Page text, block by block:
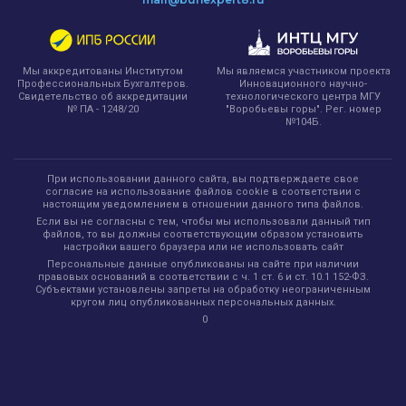
Мы аккредитованы Институтом
Профессиональных Бухгалтеров.
Свидетельство об аккредитации
№ ПА - 1248/20
Мы являемся участником проекта
Инновационного научно-
технологического центра МГУ
"Воробьевы горы". Рег. номер
№104Б.
При использовании данного сайта, вы подтверждаете свое
согласие на использование файлов cookie в соответствии с
настоящим уведомлением в отношении данного типа файлов.
Если вы не согласны с тем, чтобы мы использовали данный тип
файлов, то вы должны соответствующим образом установить
настройки вашего браузера или не использовать сайт
Персональные данные опубликованы на сайте при наличии
правовых оснований в соответствии с ч. 1 ст. 6 и ст. 10.1 152-ФЗ.
Субъектами установлены запреты на обработку неограниченным
кругом лиц опубликованных персональных данных.
0